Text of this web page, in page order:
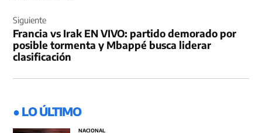
Siguiente
Francia vs Irak EN VIVO: partido demorado por
posible tormenta y Mbappé busca liderar
clasificación
● LO ÚLTIMO
NACIONAL